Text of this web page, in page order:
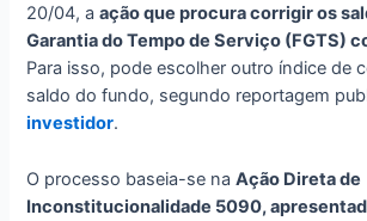
20/04, aação que procura corrigir os
Garantia do Tempo de Serviço (FGTS)
Para isso, pode escolher outro índice de
saldo do fundo, segundo reportagem
investidor.
O processo baseia-se naAção Direta de
Inconstitucionalidade 5090,